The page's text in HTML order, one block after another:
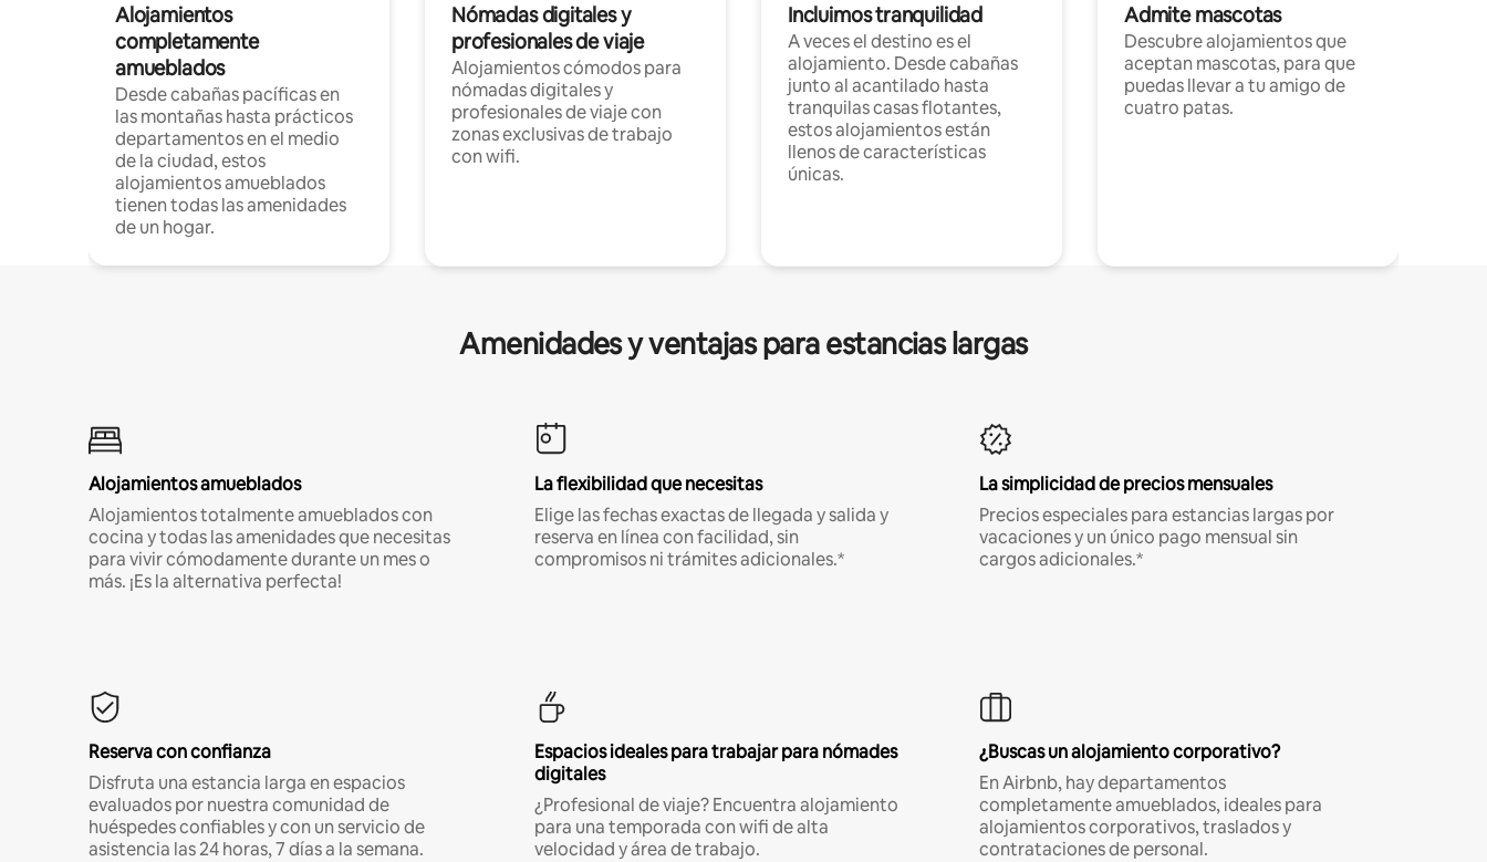
Alojamientos
completamente
amueblados
Desde cabañas pacíficas en
las montañas hasta prácticos
departamentos en el medio
de la ciudad, estos
alojamientos amueblados
tienen todas las amenidades
de un hogar.
Nómadas digitales y
profesionales de viaje
Alojamientos cómodos para
nómadas digitales y
profesionales de viaje con
zonas exclusivas de trabajo
con wifi.
Incluimos tranquilidad
A veces el destino es el
alojamiento. Desde cabañas
junto al acantilado hasta
tranquilas casas flotantes,
estos alojamientos están
llenos de características
únicas.
Admite mascotas
Descubre alojamientos que
aceptan mascotas, para que
puedas llevar a tu amigo de
cuatro patas.
Amenidades y ventajas para estancias largas
Alojamientos amueblados
Alojamientos totalmente amueblados con
cocina y todas las amenidades que necesitas
para vivir cómodamente durante un mes o
más. ¡Es la alternativa perfecta!
La flexibilidad que necesitas
Elige las fechas exactas de llegada y salida y
reserva en línea con facilidad, sin
compromisos ni trámites adicionales.*
La simplicidad de precios mensuales
Precios especiales para estancias largas por
vacaciones y un único pago mensual sin
cargos adicionales.*
Reserva con confianza
Disfruta una estancia larga en espacios
evaluados por nuestra comunidad de
huéspedes confiables y con un servicio de
asistencia las 24 horas, 7 días a la semana.
Espacios ideales para trabajar para nómades
digitales
¿Profesional de viaje? Encuentra alojamiento
para una temporada con wifi de alta
velocidad y área de trabajo.
¿Buscas un alojamiento corporativo?
En Airbnb, hay departamentos
completamente amueblados, ideales para
alojamientos corporativos, traslados y
contrataciones de personal.